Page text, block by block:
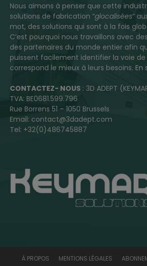
Nous aimons à penser que cette
solutions de fabrication “glocalisées”
mot, des solutions qui sont à la fois
C’est pourquoi nous travaillons avec
des partenaires du monde entier afin
puissent facilement identifier la voie
correspond le mieux à leurs besoins. En
CONTACTEZ- NOUS : 3D ADEPT
TVA: BE0681.599.796
Rue Borrens 51 – 1050 Brussels
Email: contact@3dadept.com
Tel: +32(0)486745887
À PROPOS MENTIONS LÉGALES